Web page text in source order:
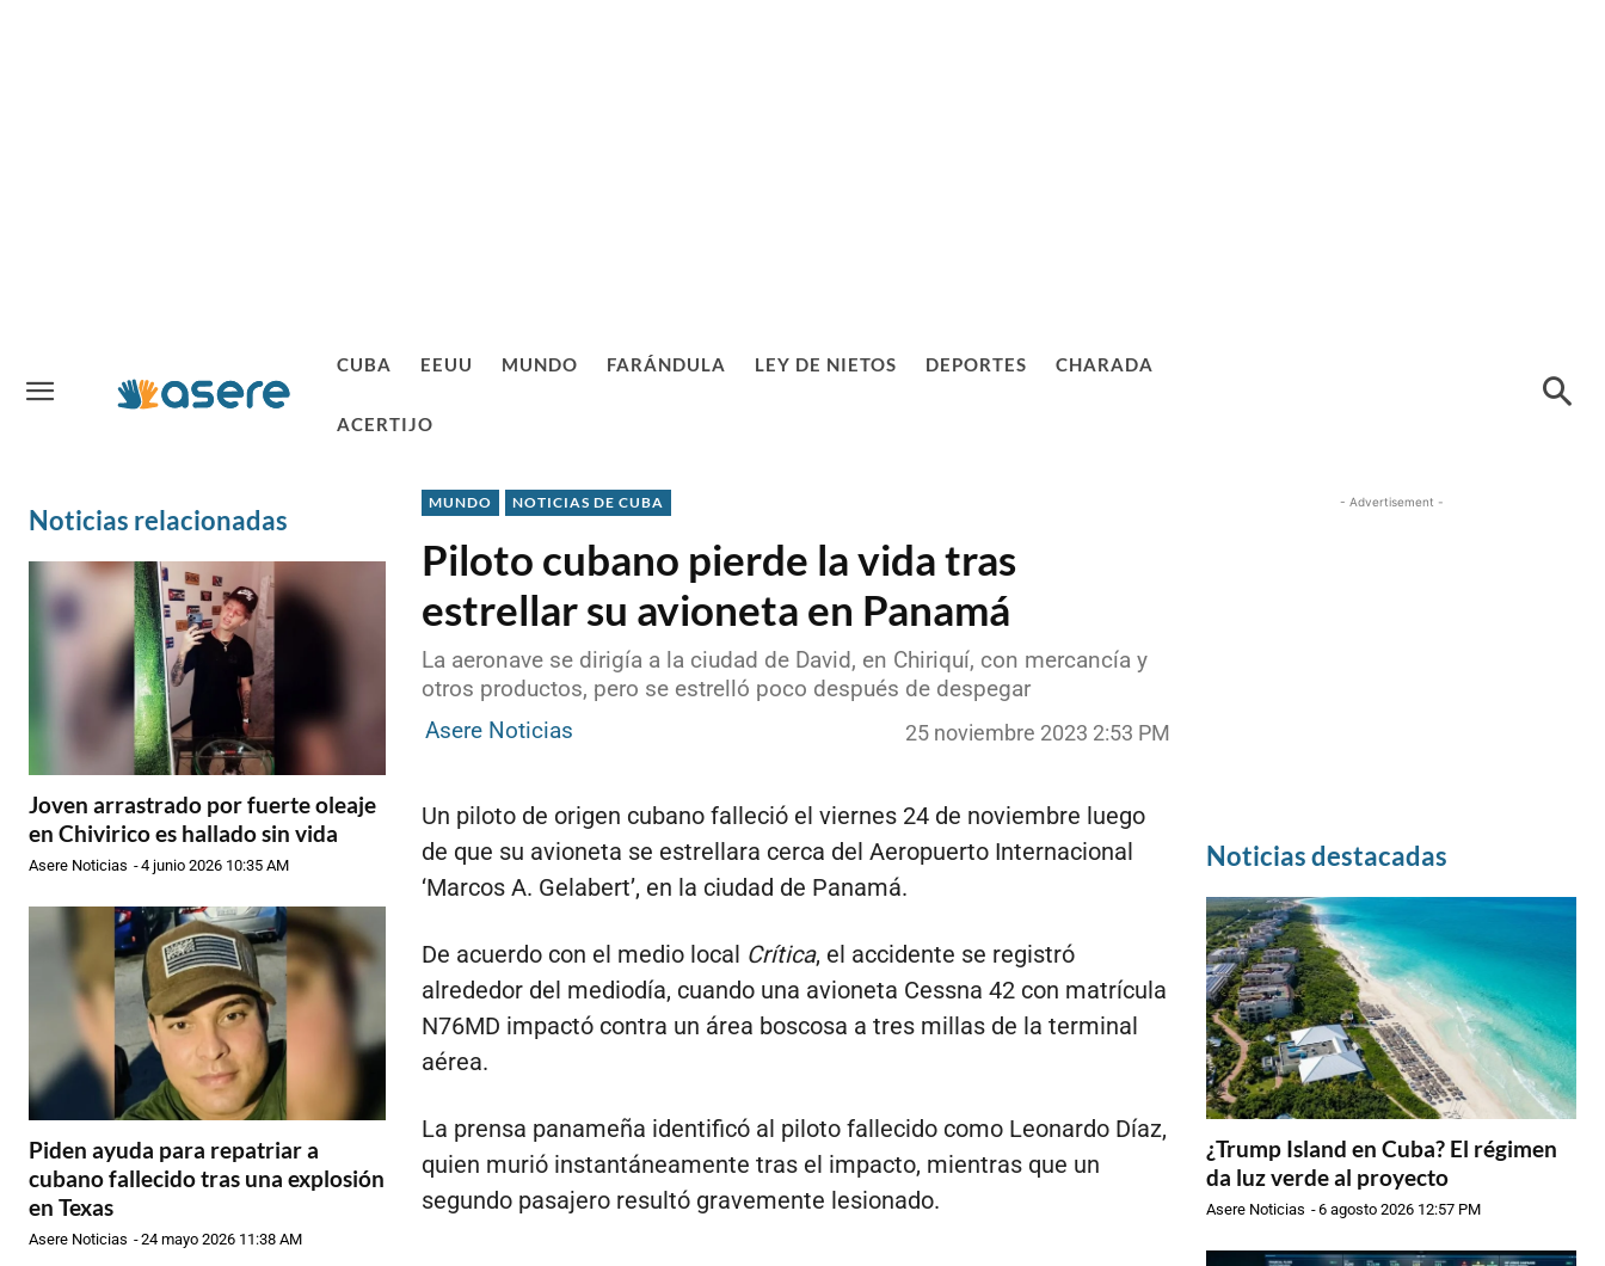
CUBA EEUU MUNDO FARÁNDULA LEY DE NIETOS DEPORTES CHARADA
ACERTIJO
Noticias relacionadas
Joven arrastrado por fuerte oleaje
en Chivirico es hallado sin vida
Asere Noticias -4 junio 2026 10:35 AM
Piden ayuda para repatriar a
cubano fallecido tras una explosión
en Texas
Asere Noticias -24 mayo 2026 11:38 AM
MUNDO NOTICIAS DE CUBA
Piloto cubano pierde la vida tras
estrellar su avioneta en Panamá
La aeronave se dirigía a la ciudad de David, en Chiriquí, con mercancía y
otros productos, pero se estrelló poco después de despegar
Asere Noticias
25 noviembre 2023 2:53 PM
Un piloto de origen cubano falleció el viernes 24 de noviembre luego
de que su avioneta se estrellara cerca del Aeropuerto Internacional
‘Marcos A. Gelabert’, en la ciudad de Panamá.
De acuerdo con el medio local Crítica, el accidente se registró
alrededor del mediodía, cuando una avioneta Cessna 42 con matrícula
N76MD impactó contra un área boscosa a tres millas de la terminal
aérea.
La prensa panameña identificó al piloto fallecido como Leonardo Díaz,
quien murió instantáneamente tras el impacto, mientras que un
segundo pasajero resultó gravemente lesionado.
- Advertisement -
Noticias destacadas
¿Trump Island en Cuba? El régimen
da luz verde al proyecto
Asere Noticias -6 agosto 2026 12:57 PM